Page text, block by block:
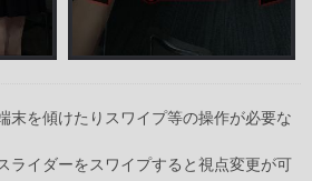
末を傾けたりスワイプ等の操作が必要な
イダーをスワイプすると視点変更が可